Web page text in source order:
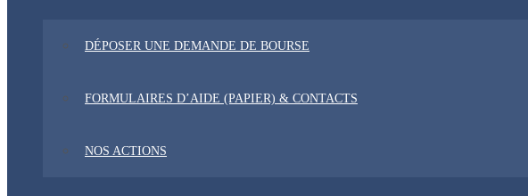
DÉPOSER UNE DEMANDE DE BOURSE
FORMULAIRES D’AIDE (PAPIER) & CONTACTS
NOS ACTIONS